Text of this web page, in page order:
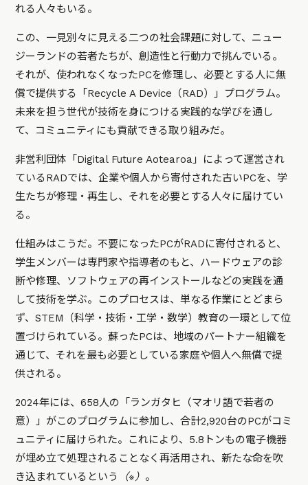
れる人々もいる。
この、一見別々に見える二つの社会課題に対して、ニュー
ジーランドの若者たちが、創造性と行動力で挑んでいる。
それが、使われなくなったPCを修理し、必要とする人に無
償で提供する「Recycle A Device（RAD）」プログラム。
未来を担う世代が技術を身につける実践的な学びを通し
て、コミュニティにも貢献できる取り組みだ。
非営利団体「Digital Future Aotearoa」によって運営され
ているRADでは、企業や個人から寄付された古いPCを、学
生たちが修理・再生し、それを必要とする人々に届けてい
る。
仕組みはこうだ。不要になったPCがRADに寄付されると、
学生メンバーは専門家や指導者のもと、ハードウェアの診
断や修理、ソフトウェアの再インストールなどの実践を通
して技術を学ぶ。このプロセスは、単なる作業にとどまら
ず、STEM（科学・技術・工学・数学）教育の一環として位
置づけられている。蘇ったPCは、地域のパートナー組織を
通じて、それを最も必要としている家庭や個人へ無償で提
供される。
2024年には、658人の「ランガタヒ（マオリ語で若者の
意）」がこのプログラムに参加し、合計2,920台のPCがコミ
ュニティに届けられた。これにより、5.8トンもの電子機器
が埋め立て処理されることなく再活用され、新たな命を吹
き込まれているという
（※） 。